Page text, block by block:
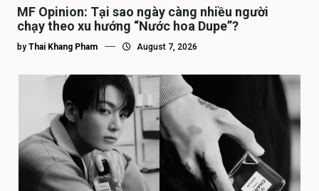
MF Opinion: Tại sao ngày càng nhiều người
chạy theo xu hướng “Nước hoa Dupe”?
by Thai Khang Pham August 7, 2026